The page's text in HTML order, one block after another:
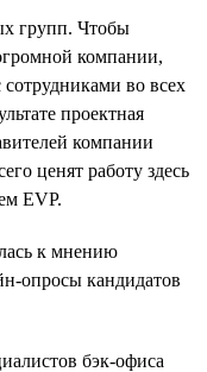
групп. Чтобы
компании,
во всех
проектная
компании
ценят работу здесь
EVP.
к мнению
опросы кандидатов
бэк-офиса